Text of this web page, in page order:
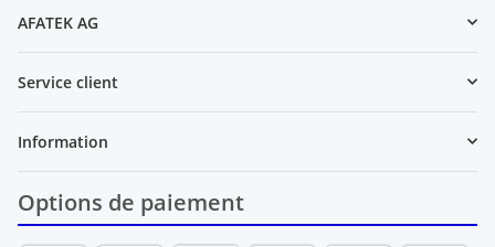
AFATEK AG
Service client
Information
Options de paiement